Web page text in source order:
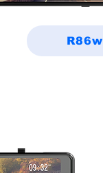
R86w